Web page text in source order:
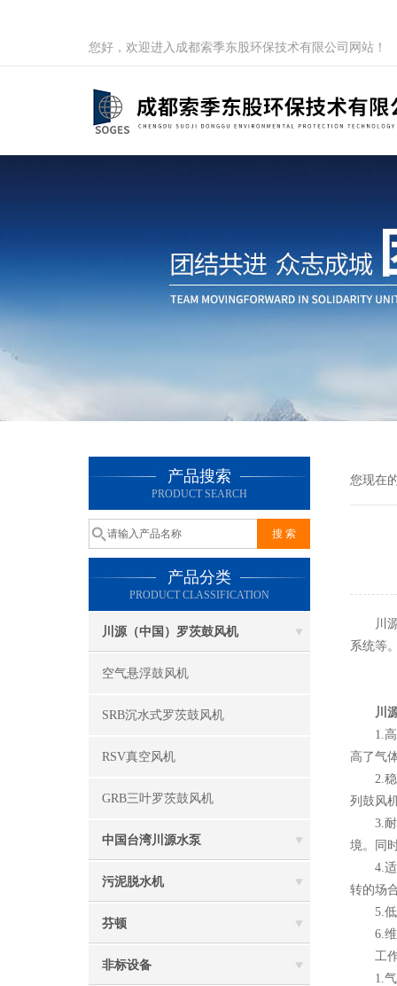
您好，欢迎进入成都索季东股环保技术有限公司网站！
产品搜索
PRODUCT SEARCH
产品分类
PRODUCT CLASSIFICATION
川源（中国）罗茨鼓风机
空气悬浮鼓风机
SRB沉水式罗茨鼓风机
RSV真空风机
GRB三叶罗茨鼓风机
中国台湾川源水泵
污泥脱水机
芬顿
非标设备
您现在
川源
系统等
川
1.高效
高了气
2.稳定
列鼓风
3.耐用
境。同
4.适应
转的场
5.低噪
6.维护
工作
1.气体